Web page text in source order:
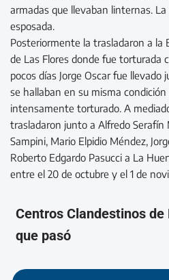
armadas que llevaban linternas.
esposada.
Posteriormente la trasladaron a la
de Las Flores donde fue torturada
pocos días Jorge Oscar fue
se hallaban en su misma
intensamente torturado. A
trasladaron junto a Alfredo Serafín
Sampini, Mario Elpidio Méndez,
Roberto Edgardo Pasucci a La
entre el 20 de octubre y el 1 de
Centros Clandestinos
que pasó